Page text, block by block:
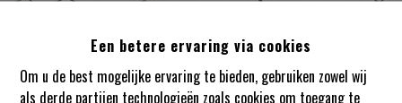
Een betere ervaring via cookies
Om u de best mogelijke ervaring te bieden, gebruiken zowel wij
als derde partijen technologieën zoals cookies om toegang te
Oeps, deze pagina bestaat niet